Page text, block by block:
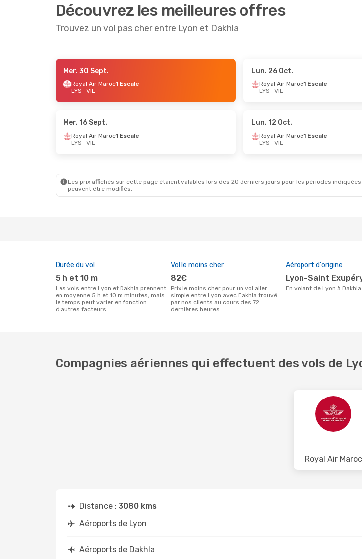
Découvrez les meilleures offres
Trouvez un vol pas cher entre Lyon et Dakhla
- Lun. 5 Oct.
1 Escale
- Ven. 25 Sept.
1 Escale
- Mar. 15 Sept. - Jeu. 29 Oct.
VIL
- LYS
Mer. 30 Sept.
Royal Air Maroc1 Escale
LYS- VIL
Lun. 26 Oct.
Royal Air Maroc1 Escale
LYS- VIL
Mer. 16 Sept.
Royal Air Maroc1 Escale
LYS- VIL
Lun. 12 Oct.
Royal Air Maroc1 Escale
LYS- VIL
Les prix affichés sur cette page étaient valables lors des 20 derniers jours pour les périodes
peuvent être modifiés.
Durée du vol
5 h et 10 m
Les vols entre Lyon et Dakhla prennent
en moyenne 5 h et 10 m minutes, mais
le temps peut varier en fonction
d'autres facteurs
Vol le moins cher
82€
Prix le moins cher pour un vol aller
simple entre Lyon avec Dakhla trouvé
par nos clients au cours des 72
dernières heures
Aéroport d'origine
Lyon-Saint
En volant de Lyon à Dakhla
Compagnies aériennes qui effectuent des vols de
Royal Air Maroc
Distance : 3080 kms
Aéroports de Lyon
Aéroports de Dakhla